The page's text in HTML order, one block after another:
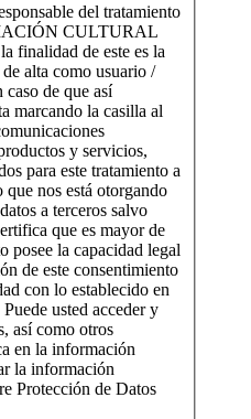
del tratamiento
CULTURAL
finalidad de este es la
alta como usuario /
caso de que así
marcando la casilla al
y servicios,
para este tratamiento a
nos está otorgando
a terceros salvo
que es mayor de
posee la capacidad legal
de este consentimiento
con lo establecido en
usted acceder y
así como otros
en la información
la información
Protección de Datos